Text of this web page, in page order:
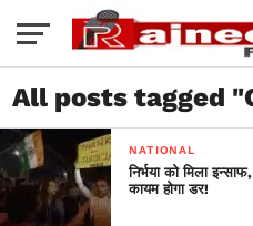
All posts tagged
NATIONAL
निर्भया को मिला
कायम होगा डर!